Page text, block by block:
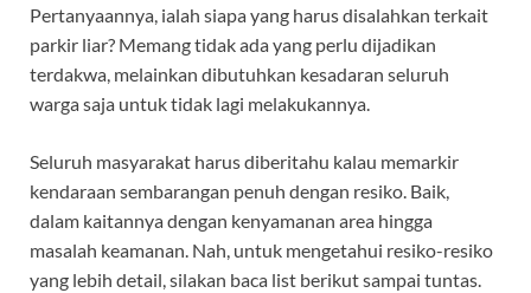
Pertanyaannya, ialah siapa yang harus disalahkan terkait
parkir liar? Memang tidak ada yang perlu dijadikan
terdakwa, melainkan dibutuhkan kesadaran seluruh
warga saja untuk tidak lagi melakukannya.
Seluruh masyarakat harus diberitahu kalau memarkir
kendaraan sembarangan penuh dengan resiko. Baik,
dalam kaitannya dengan kenyamanan area hingga
masalah keamanan. Nah, untuk mengetahui resiko-resiko
yang lebih detail, silakan baca list berikut sampai tuntas.